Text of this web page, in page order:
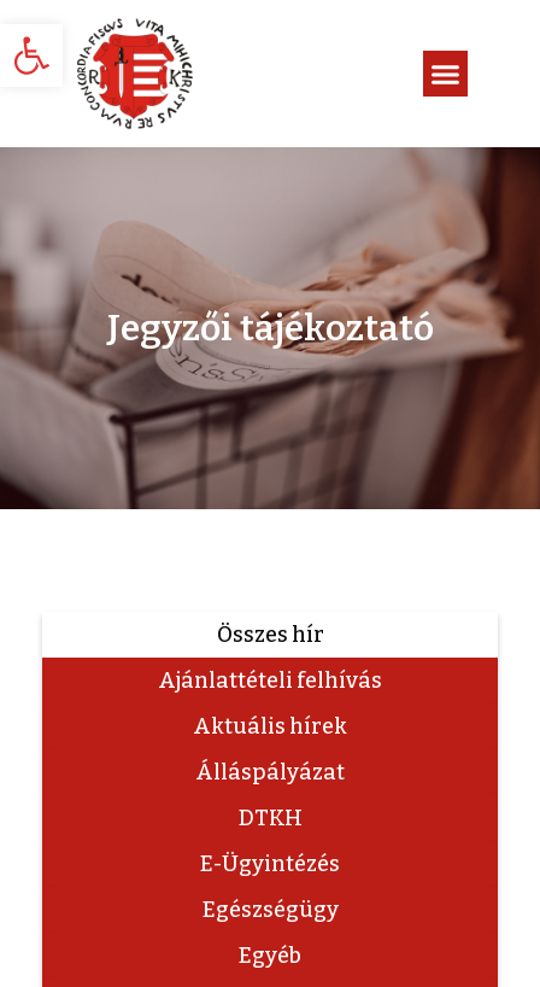
Eszköztár megnyitása
Jegyzői tájékoztató
Ajánlattételi felhívás
Aktuális hírek
Álláspályázat
DTKH
E-Ügyintézés
Egészségügy
Egyéb
Összes hír